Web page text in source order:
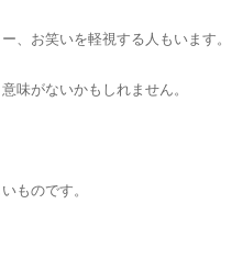
、お笑いを軽視する人もいます。
味がないかもしれません。
ものです。